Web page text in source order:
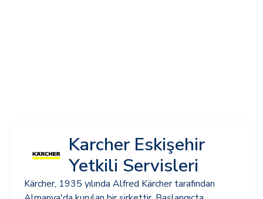
Karcher Eskişehir
Yetkili Servisleri
Kärcher, 1935 yılında Alfred Kärcher tarafından